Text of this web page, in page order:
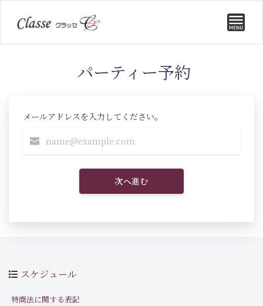
パーティー予約
メールアドレスを入力してください。
次へ進む
スケジュール
特商法に関する表記